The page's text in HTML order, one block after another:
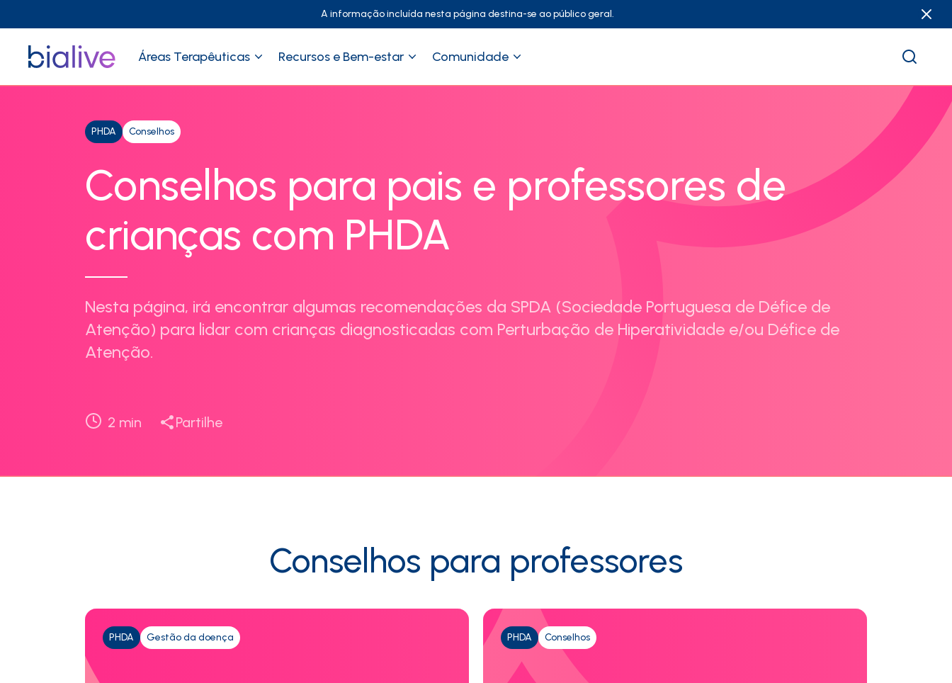
A informação incluída nesta página destina-se ao público geral.
Áreas Terapêuticas Recursos e Bem-estar Comunidade
PHDA Conselhos
Conselhos para pais e professores de
crianças com PHDA
Nesta página, irá encontrar algumas recomendações da SPDA (Sociedade Portuguesa de Défice de
Atenção) para lidar com crianças diagnosticadas com Perturbação de Hiperatividade e/ou Défice de
Atenção.
2 min Partilhe
Conselhos para professores
PHDA Gestão da doença PHDA Conselhos